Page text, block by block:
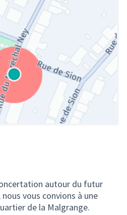
autour du futur
nous vous convions à une
de la Malgrange.